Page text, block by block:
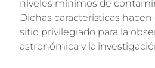
niveles mínimos de
Dichas características
sitio privilegiado para la
astronómica y la